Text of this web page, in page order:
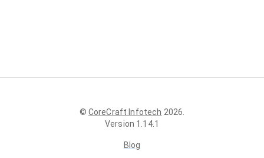
© CoreCraft Infotech 2026.
Version 1.14.1
Blog